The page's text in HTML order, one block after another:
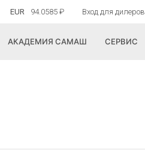
EUR 94.0585 ₽ Вход для дилеров
АКАДЕМИЯ САМАШ СЕРВИС